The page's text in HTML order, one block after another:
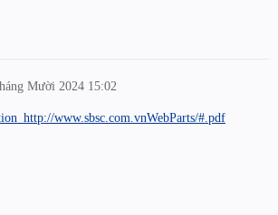
Mười 2024 15:02
www.sbsc.com.vnWebParts/#.pdf